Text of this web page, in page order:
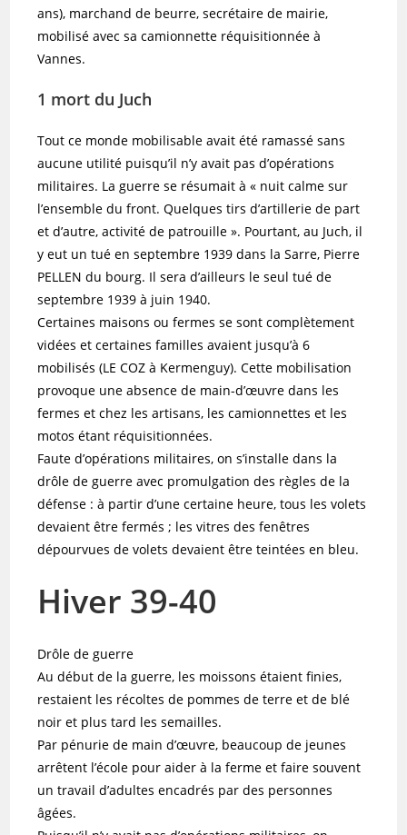
ans), marchand de beurre, secrétaire de mairie,
mobilisé avec sa camionnette réquisitionnée à
Vannes.
1 mort du Juch
Tout ce monde mobilisable avait été ramassé sans
aucune utilité puisqu’il n’y avait pas d’opérations
militaires. La guerre se résumait à « nuit calme sur
l’ensemble du front. Quelques tirs d’artillerie de part
et d’autre, activité de patrouille ». Pourtant, au Juch, il
y eut un tué en septembre 1939 dans la Sarre, Pierre
PELLEN du bourg. Il sera d’ailleurs le seul tué de
septembre 1939 à juin 1940.
Certaines maisons ou fermes se sont complètement
vidées et certaines familles avaient jusqu’à 6
mobilisés (LE COZ à Kermenguy). Cette mobilisation
provoque une absence de main-d’œuvre dans les
fermes et chez les artisans, les camionnettes et les
motos étant réquisitionnées.
Faute d’opérations militaires, on s’installe dans la
drôle de guerre avec promulgation des règles de la
défense : à partir d’une certaine heure, tous les volets
devaient être fermés ; les vitres des fenêtres
dépourvues de volets devaient être teintées en bleu.
Hiver 39-40
Drôle de guerre
Au début de la guerre, les moissons étaient finies,
restaient les récoltes de pommes de terre et de blé
noir et plus tard les semailles.
Par pénurie de main d’œuvre, beaucoup de jeunes
arrêtent l’école pour aider à la ferme et faire souvent
un travail d’adultes encadrés par des personnes
âgées.